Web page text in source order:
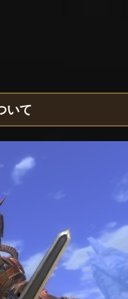
いて